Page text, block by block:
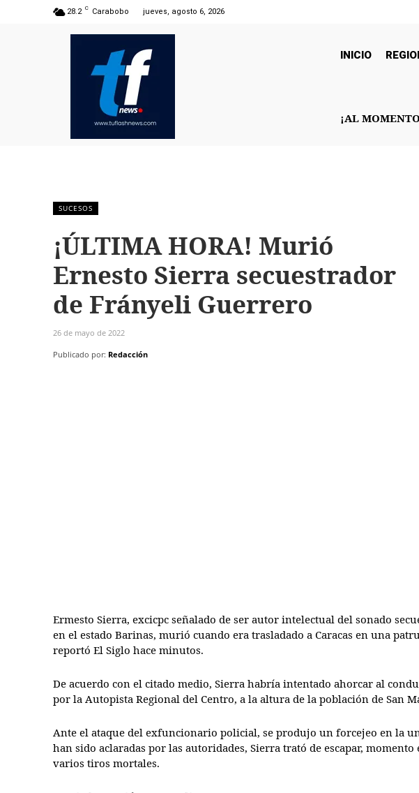
28.2 C Carabobo jueves, agosto 6, 2026
INICIO
¡AL
SUCESOS
¡ÚLTIMA HORA! Murió
Ernesto Sierra secuestrador
de Frányeli Guerrero
26 de mayo de 2022
Publicado por: Redacción
Ermesto Sierra, excicpc señalado de ser autor intelectual del sonado
en el estado Barinas, murió cuando era trasladado a Caracas en una
reportó El Siglo hace minutos.
De acuerdo con el citado medio, Sierra habría intentado ahorcar al
por la Autopista Regional del Centro, a la altura de la población de San
Ante el ataque del exfuncionario policial, se produjo un forcejeo en la
han sido aclaradas por las autoridades, Sierra trató de escapar,
varios tiros mortales.